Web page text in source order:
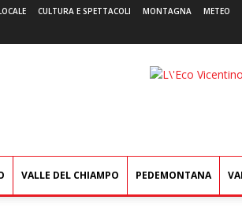
CULTURA E SPETTACOLI MONTAGNA METEO
L'Eco
VALLE DEL CHIAMPO PEDEMONTANA